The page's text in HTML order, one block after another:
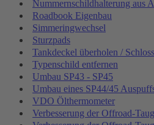
Nummernschildhalterung aus
Roadbook Eigenbau
Simmeringwechsel
Sturzpads
Tankdeckel überholen /
Typenschild entfernen
Umbau SP43 - SP45
Umbau eines SP44/45
VDO Ölthermometer
Verbesserung der Offroad-